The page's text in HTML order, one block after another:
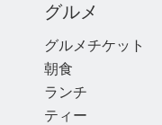
グルメ
グルメチケット
朝食
ランチ
ティー